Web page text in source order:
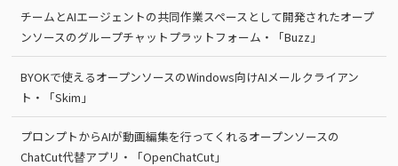
チームとAIエージェントの共同作業スペースとして開発されたオープ
ンソースのグループチャットプラットフォーム・「Buzz」
BYOKで使えるオープンソースのWindows向けAIメールクライアン
ト・「Skim」
プロンプトからAIが動画編集を行ってくれるオープンソースの
ChatCut代替アプリ・「OpenChatCut」